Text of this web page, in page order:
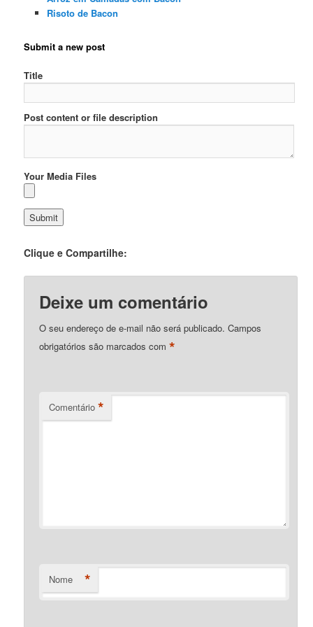
Risoto de Bacon
Submit a new post
Title
Post content or file description
Your Media Files
Clique e Compartilhe:
Deixe um comentário
O seu endereço de e-mail não será publicado. Campos
obrigatórios são marcados com*
Comentário *
Nome *